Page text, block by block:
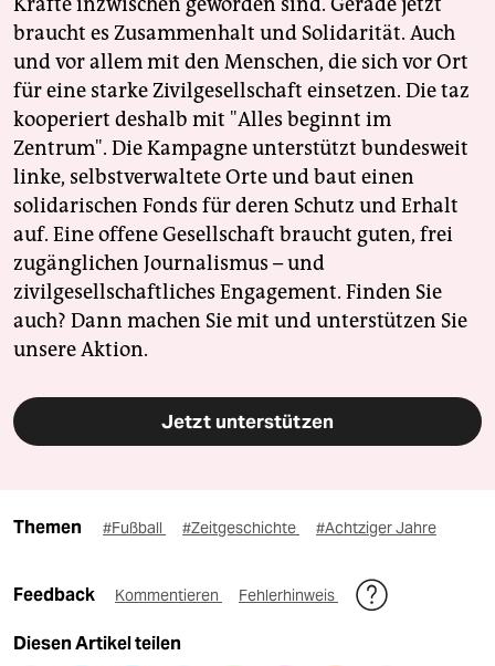
braucht es Zusammenhalt und Solidarität. Auch
und vor allem mit den Menschen, die sich vor Ort
für eine starke Zivilgesellschaft einsetzen. Die taz
kooperiert deshalb mit "Alles beginnt im
Zentrum". Die Kampagne unterstützt bundesweit
linke, selbstverwaltete Orte und baut einen
solidarischen Fonds für deren Schutz und Erhalt
auf. Eine offene Gesellschaft braucht guten, frei
zugänglichen Journalismus – und
zivilgesellschaftliches Engagement. Finden Sie
auch? Dann machen Sie mit und unterstützen Sie
unsere Aktion.
Jetzt unterstützen
Themen #Fußball #Zeitgeschichte #Achtziger Jahre
Feedback Kommentieren Fehlerhinweis
Diesen Artikel teilen